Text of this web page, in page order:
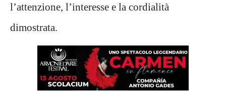
l’attenzione, l’interesse e la cordialità
dimostrata.